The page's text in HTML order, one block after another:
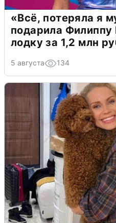
«Всё, потеряла я
подарила
лодку за 1,2 млн
5 августа 134